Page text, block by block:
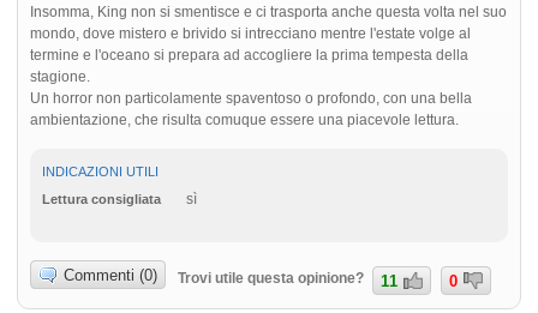
Insomma, King non si smentisce e ci trasporta anche questa volta nel suo
mondo, dove mistero e brivido si intrecciano mentre l'estate volge al
termine e l'oceano si prepara ad accogliere la prima tempesta della
stagione.
Un horror non particolamente spaventoso o profondo, con una bella
ambientazione, che risulta comuque essere una piacevole lettura.
INDICAZIONI UTILI
Lettura consigliata
sì
Commenti (0) Trovi utile questa opinione? 11 0